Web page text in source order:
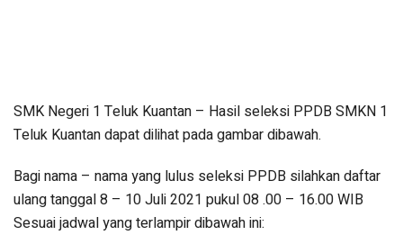
SMK Negeri 1 Teluk Kuantan – Hasil seleksi PPDB SMKN 1
Teluk Kuantan dapat dilihat pada gambar dibawah.
Bagi nama – nama yang lulus seleksi PPDB silahkan daftar
ulang tanggal 8 – 10 Juli 2021 pukul 08 .00 – 16.00 WIB
Sesuai jadwal yang terlampir dibawah ini: